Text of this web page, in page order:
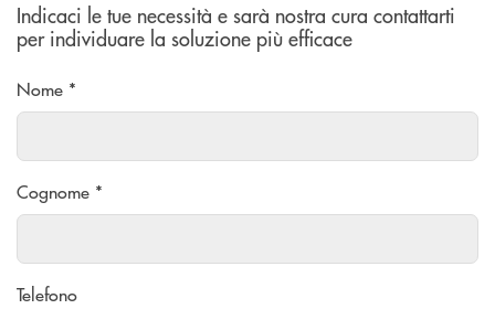
Indicaci le tue necessità e sarà nostra cura contattarti
per individuare la soluzione più efficace
Nome *
Cognome *
Telefono